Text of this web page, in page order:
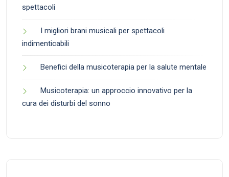
spettacoli
I migliori brani musicali per spettacoli
indimenticabili
Benefici della musicoterapia per la salute mentale
Musicoterapia: un approccio innovativo per la
cura dei disturbi del sonno